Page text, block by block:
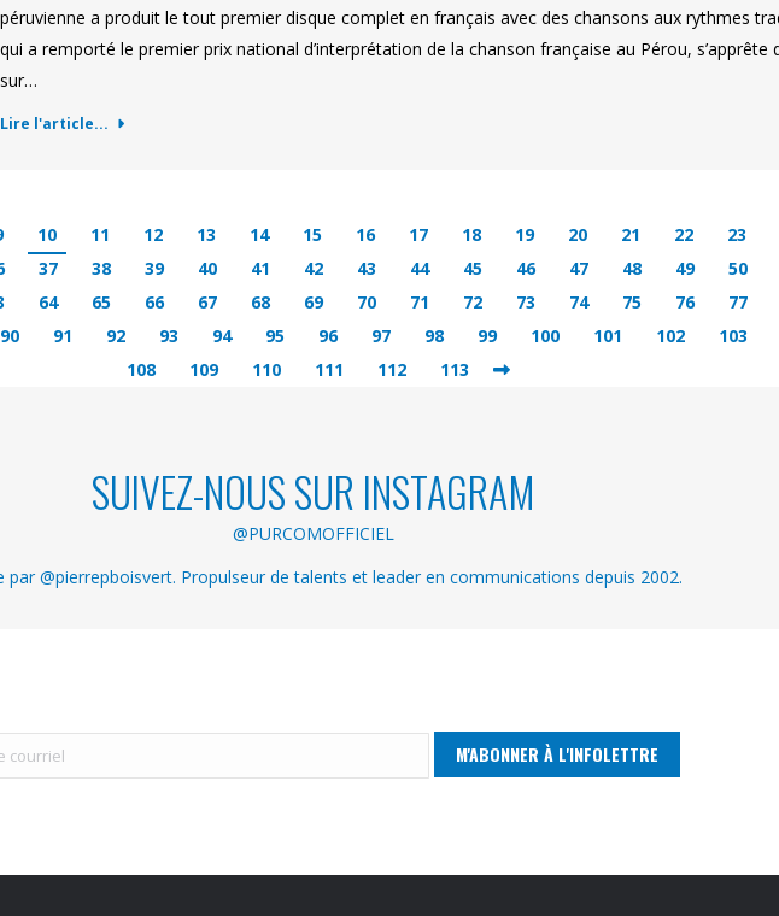
péruvienne a produit le tout premier disque complet en français avec des chansons aux rythmes
qui a remporté le premier prix national d’interprétation de la chanson française au Pérou, s’apprête
sur…
Lire l'article...
10 11 12 13 14 15 16 17 18 19 20 21 22 23
37 38 39 40 41 42 43 44 45 46 47 48 49 50
64 65 66 67 68 69 70 71 72 73 74 75 76 77
90 91 92 93 94 95 96 97 98 99 100 101 102 103
108
109 110 111 112 113
SUIVEZ-NOUS SUR INSTAGRAM
@PURCOMOFFICIEL
par @pierrepboisvert. Propulseur de talents et leader en communications depuis 2002.